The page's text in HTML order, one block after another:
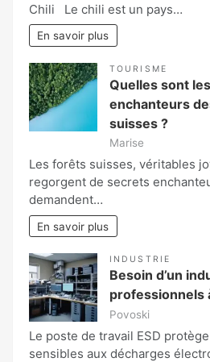
Chili Le chili est un pays…
En savoir plus
TOURISME
Quelles sont
enchanteurs
suisses ?
Marise
Les forêts suisses, véritables
regorgent de secrets
demandent…
En savoir plus
INDUSTRIE
Besoin d’un
professionnels
Povoski
Le poste de travail ESD
sensibles aux décharges